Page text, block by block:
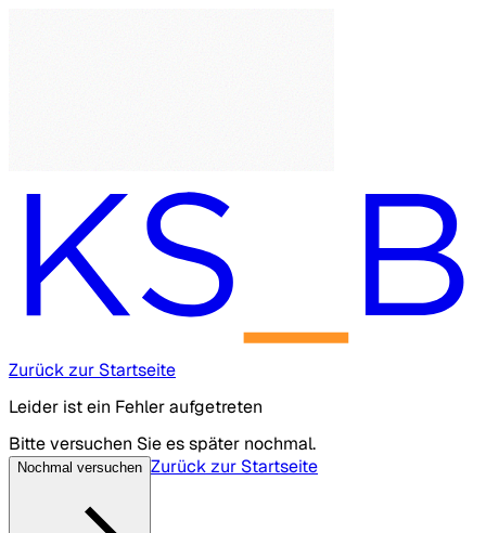
Zurück zur Startseite
Leider ist ein Fehler aufgetreten
Bitte versuchen Sie es später nochmal.
Nochmal versuchen Zurück zur Startseite